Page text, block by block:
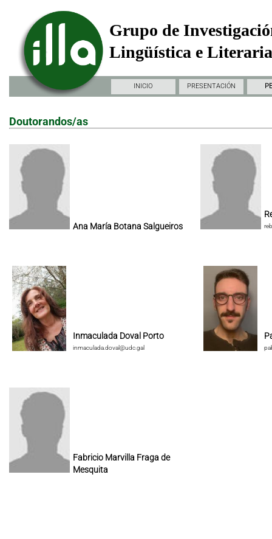
Grupo de
Lingüística e
INICIO PRESENTACIÓN
Doutorandos/as
Ana María Botana Salgueiros
Inmaculada Doval Porto
inmaculada.doval@udc.gal
Fabricio Marvilla Fraga de
Mesquita